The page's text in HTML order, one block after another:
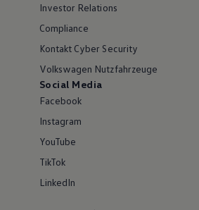
Investor Relations
Compliance
Kontakt Cyber Security
Volkswagen Nutzfahrzeuge
Social Media
Facebook
Instagram
YouTube
TikTok
LinkedIn